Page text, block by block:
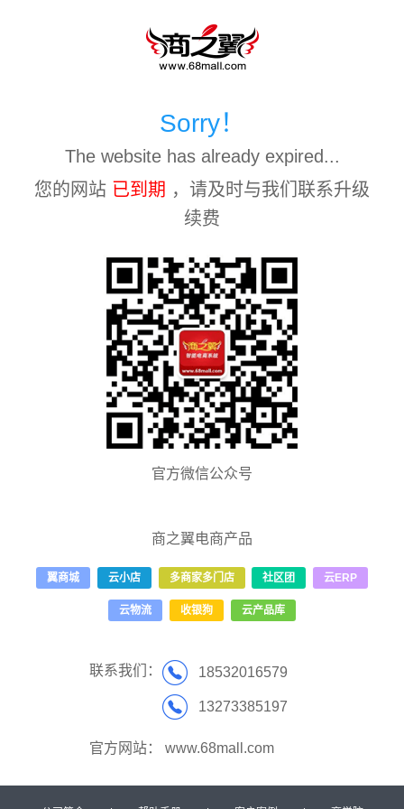
Sorry！
The website has already expired...
您的网站 已到期 ，请及时与我们联系升级
续费
官方微信公众号
商之翼电商产品
翼商城 云小店 多商家多门店 社区团 云ERP
云物流 收银狗 云产品库
联系我们： 18532016579
13273385197
官方网站： www.68mall.com